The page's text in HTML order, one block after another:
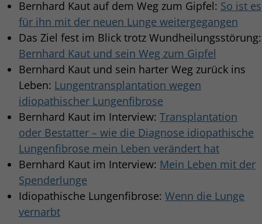
Bernhard Kaut auf dem Weg zum Gipfel: So ist es
für ihn mit der neuen Lunge weitergegangen
Das Ziel fest im Blick trotz Wundheilungsstörung:
Bernhard Kaut und sein Weg zum Gipfel
Bernhard Kaut und sein harter Weg zurück ins
Leben: Lungentransplantation wegen
idiopathischer Lungenfibrose
Bernhard Kaut im Interview: Transplantation
oder Bestatter – wie die Diagnose idiopathische
Lungenfibrose mein Leben verändert hat
Bernhard Kaut im Interview: Mein Leben mit der
Spenderlunge
Idiopathische Lungenfibrose: Wenn die Lunge
vernarbt